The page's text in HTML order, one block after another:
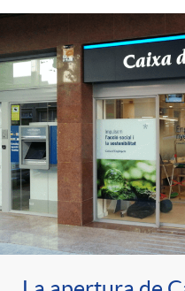
l
a
d
e
p
c
a
t
e
g
o
A
n
c
l
o
r
d
e
c